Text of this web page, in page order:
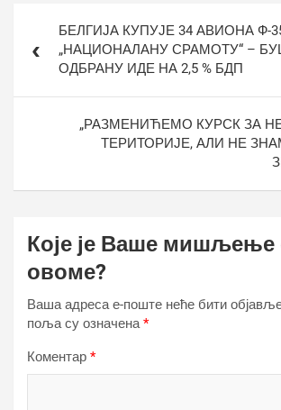
чланкаБЕЛГИЈА КУПУЈЕ 34 АВИОНА Ф-
„НАЦИОНАЛАНУ СРАМОТУ“ –
ОДБРАНУ ИДЕ НА 2,5 % БДП
„РАЗМЕНИЋЕМО КУРСК ЗА
ТЕРИТОРИЈЕ, АЛИ НЕ
Које је Ваше мишљење
овоме?
Ваша адреса е-поште неће бити
поља су означена*
Коментар *